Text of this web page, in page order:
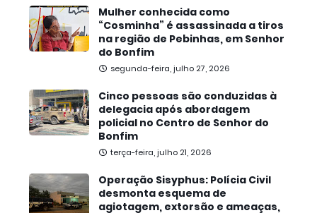
Mulher conhecida como
“Cosminha” é assassinada a tiros
na região de Pebinhas, em Senhor
do Bonfim
segunda-feira, julho 27, 2026
Cinco pessoas são conduzidas à
delegacia após abordagem
policial no Centro de Senhor do
Bonfim
terça-feira, julho 21, 2026
Operação Sisyphus: Polícia Civil
desmonta esquema de
agiotagem, extorsão e ameaças,